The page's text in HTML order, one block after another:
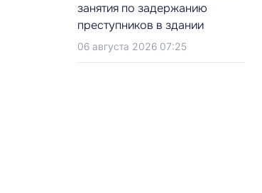
занятия по задержанию
преступников в здании
06 августа 2026 07:25